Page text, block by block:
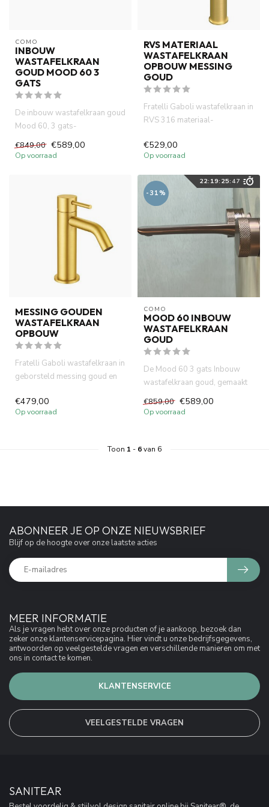
COMO
INBOUW
WASTAFELKRAAN
GOUD MOOD 60 3
GATS
De inbouw wastafelkraan goud
Mood 60, 3 gats-
waterbesparend , gemaakt van
volled...
€849,00 €589,00
Op voorraad
RVS MATERIAAL
WASTAFELKRAAN
OPBOUW MESSING
GOUD
Fratelli Gaboli wastafelkraan in
RVS 316 materiaal-
op...
€529,00
Op voorraad
MESSING GOUDEN
WASTAFELKRAAN
OPBOUW
Fratelli Gaboli wastafelkraan in
geborsteld messing goud en
€479,00
Op voorraad
22: 19: 25:46
-31%
COMO
MOOD 60 INBOUW
WASTAFELKRAAN
GOUD
De Mood 60 3 gats Inbouw
wastafelkraan goud, gemaakt
van volledig DZR messing. W...
€859,00 €589,00
Op voorraad
Toon 1 - 6van 6
MEER INFORMATIE
Als je vragen hebt over onze producten of je aankoop, bezoek dan
zeker onze klantenservicepagina. Hier vindt u onze bedrijfsgegevens,
antwoorden op veelgestelde vragen en verschillende manieren om met
ons in contact te komen.
KLANTENSERVICE
VEELGESTELDE VRAGEN
ABONNEER JE OP ONZE NIEUWSBRIEF
Blijf op de hoogte over onze laatste acties
SANITEAR